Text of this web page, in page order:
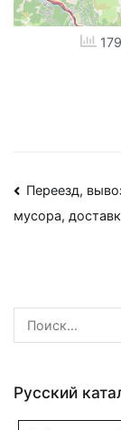
по
Переезд,
мусора,
Найти:
Русский